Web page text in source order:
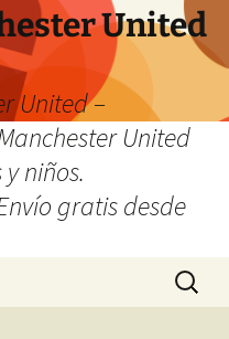
United
United –
United
niños.
gratis desde
Buscar: